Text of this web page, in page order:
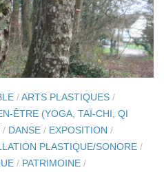
/ARTS PLASTIQUES /
ÊTRE (YOGA, TAÏ-CHI, QI
/ DANSE / EXPOSITION /
PLASTIQUE/SONORE /
/ PATRIMOINE /